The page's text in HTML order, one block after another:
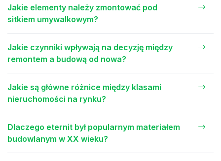
Jakie elementy należy zmontować pod
sitkiem umywalkowym?
Jakie czynniki wpływają na decyzję między
remontem a budową od nowa?
Jakie są główne różnice między klasami
nieruchomości na rynku?
Dlaczego eternit był popularnym materiałem
budowlanym w XX wieku?